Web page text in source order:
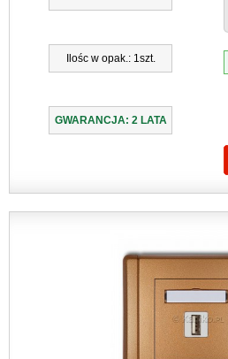
Ilośc w opak.: 1szt.
GWARANCJA: 2 LATA